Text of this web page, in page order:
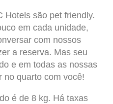
Hotels são pet friendly.
em cada unidade,
com nossos
a reserva. Mas seu
e em todas as nossas
no quarto com você!
é de 8 kg. Há taxas